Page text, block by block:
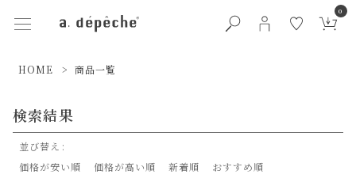
0
HOME 商品一覧
検索結果
並び替え
価格が安い順
価格が高い順 新着順
おすすめ順